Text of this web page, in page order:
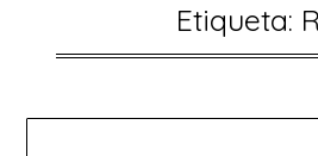
Etiqueta: